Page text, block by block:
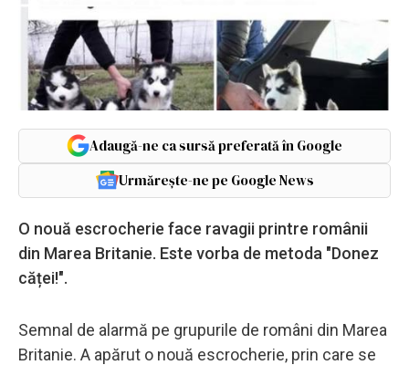
Adaugă-ne ca sursă preferată în Google
Urmărește-ne pe Google News
O nouă escrocherie face ravagii printre românii
din Marea Britanie. Este vorba de metoda "Donez
căței!".
Semnal de alarmă pe grupurile de români din Marea
Britanie. A apărut o nouă escrocherie, prin care se